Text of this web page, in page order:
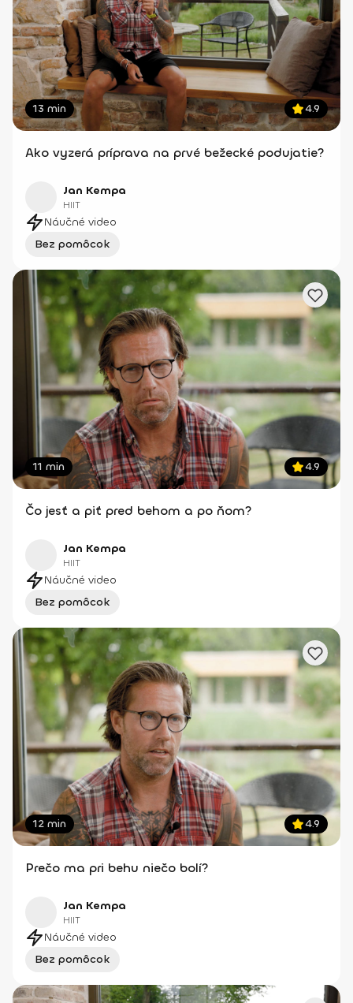
13 min 4.9
Ako vyzerá príprava na prvé bežecké podujatie?
Jan Kempa
HIIT
Náučné video
Bez pomôcok
11 min 4.9
Čo jesť a piť pred behom a po ňom?
Jan Kempa
HIIT
Náučné video
Bez pomôcok
12 min 4.9
Prečo ma pri behu niečo bolí?
Jan Kempa
HIIT
Náučné video
Bez pomôcok